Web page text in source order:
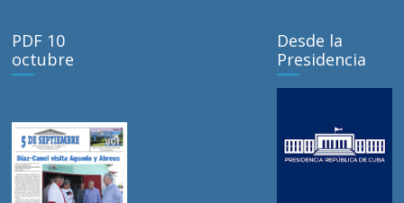
PDF 10
octubre
Desde la
Presidencia